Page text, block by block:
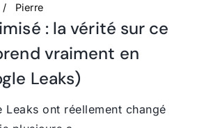
Pierre
: la vérité sur ce
vraiment en
Leaks)
Leaks ont réellement changé